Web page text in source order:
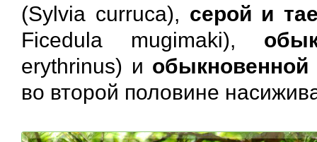
(Sylvia curruca), серой и
Ficedula mugimaki),
erythrinus) и обыкновенной
во второй половине